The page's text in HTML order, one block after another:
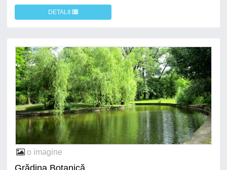
DETALII
o imagine